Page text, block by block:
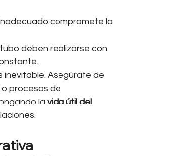
compromete la
deben realizarse con
inevitable. Asegúrate de
o procesos de
la vida útil del